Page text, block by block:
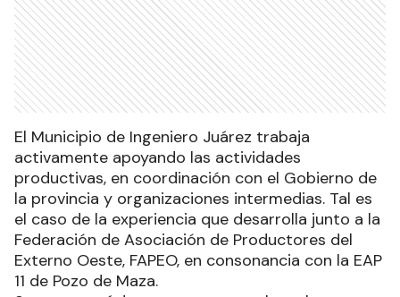
El Municipio de Ingeniero Juárez trabaja
activamente apoyando las actividades
productivas, en coordinación con el Gobierno de
la provincia y organizaciones intermedias. Tal es
el caso de la experiencia que desarrolla junto a la
Federación de Asociación de Productores del
Externo Oeste, FAPEO, en consonancia con la EAP
11 de Pozo de Maza.